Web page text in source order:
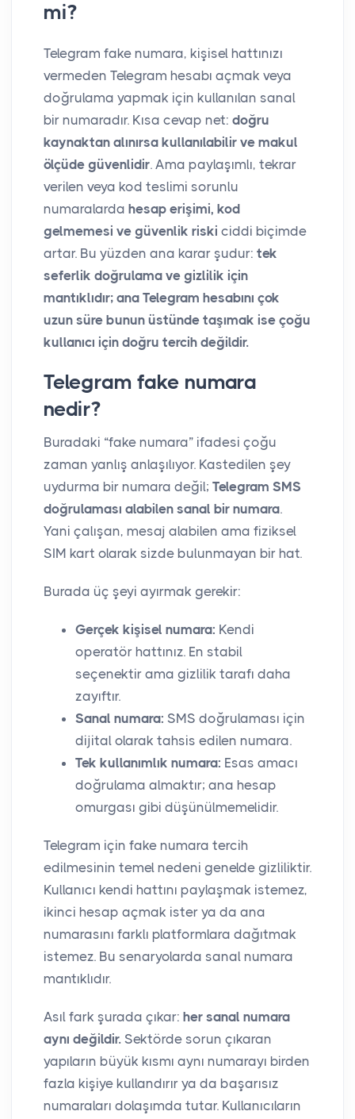
mi?
Telegram fake numara, kişisel hattınızı
vermeden Telegram hesabı açmak veya
doğrulama yapmak için kullanılan sanal
bir numaradır. Kısa cevap net: doğru
kaynaktan alınırsa kullanılabilir ve makul
ölçüde güvenlidir. Ama paylaşımlı, tekrar
verilen veya kod teslimi sorunlu
numaralarda hesap erişimi, kod
gelmemesi ve güvenlik riski ciddi biçimde
artar. Bu yüzden ana karar şudur: tek
seferlik doğrulama ve gizlilik için
mantıklıdır; ana Telegram hesabını çok
uzun süre bunun üstünde taşımak ise çoğu
kullanıcı için doğru tercih değildir.
Telegram fake numara
nedir?
Buradaki “fake numara” ifadesi çoğu
zaman yanlış anlaşılıyor. Kastedilen şey
uydurma bir numara değil; Telegram SMS
doğrulaması alabilen sanal bir numara.
Yani çalışan, mesaj alabilen ama fiziksel
SIM kart olarak sizde bulunmayan bir hat.
Burada üç şeyi ayırmak gerekir:
Gerçek kişisel numara: Kendi
operatör hattınız. En stabil
seçenektir ama gizlilik tarafı daha
zayıftır.
Sanal numara: SMS doğrulaması için
dijital olarak tahsis edilen numara.
Tek kullanımlık numara: Esas amacı
doğrulama almaktır; ana hesap
omurgası gibi düşünülmemelidir.
Telegram için fake numara tercih
edilmesinin temel nedeni genelde gizliliktir.
Kullanıcı kendi hattını paylaşmak istemez,
ikinci hesap açmak ister ya da ana
numarasını farklı platformlara dağıtmak
istemez. Bu senaryolarda sanal numara
mantıklıdır.
Asıl fark şurada çıkar: her sanal numara
aynı değildir. Sektörde sorun çıkaran
yapıların büyük kısmı aynı numarayı birden
fazla kişiye kullandırır ya da başarısız
numaraları dolaşımda tutar. Kullanıcıların